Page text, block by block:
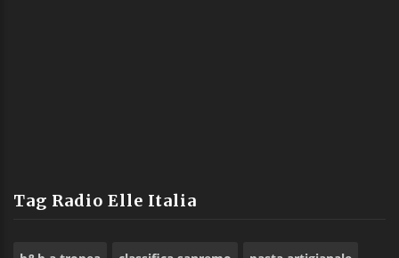
Tag Radio Elle Italia